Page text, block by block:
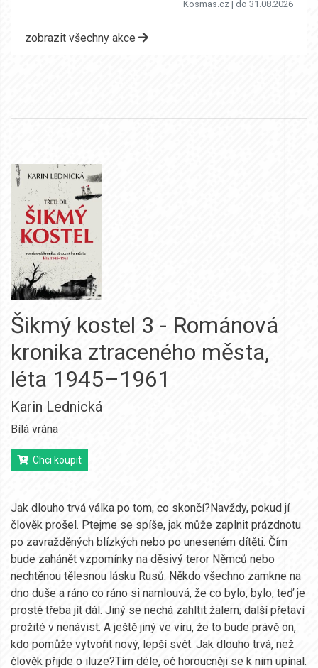
Kosmas.cz | do 31.08.2026
zobrazit všechny akce
Šikmý kostel 3 - Románová
kronika ztraceného města,
léta 1945–1961
Karin Lednická
Bílá vrána
Chci koupit
Jak dlouho trvá válka po tom, co skončí?Navždy, pokud jí
člověk prošel. Ptejme se spíše, jak může zaplnit prázdnotu
po zavražděných blízkých nebo po uneseném dítěti. Čím
bude zahánět vzpomínky na děsivý teror Němců nebo
nechtěnou tělesnou lásku Rusů. Někdo všechno zamkne na
dno duše a ráno co ráno si namlouvá, že co bylo, bylo, teď je
prostě třeba jít dál. Jiný se nechá zahltit žalem; další přetaví
prožité v nenávist. A ještě jiný ve víru, že to bude právě on,
kdo pomůže vytvořit nový, lepší svět. Jak dlouho trvá, než
člověk přijde o iluze?Tím déle, oč horoucněji se k nim upínal.